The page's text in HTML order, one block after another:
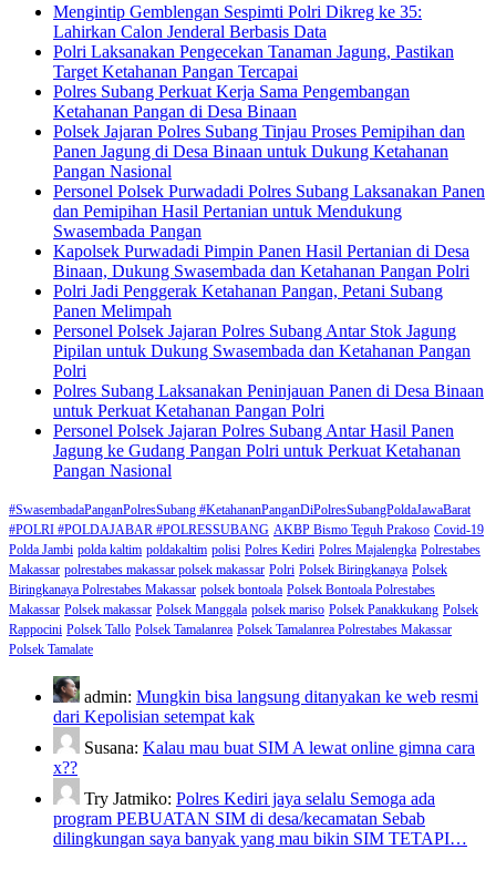
Mengintip Gemblengan Sespimti Polri Dikreg ke 35:
Lahirkan Calon Jenderal Berbasis Data
Polri Laksanakan Pengecekan Tanaman Jagung, Pastikan
Target Ketahanan Pangan Tercapai
Polres Subang Perkuat Kerja Sama Pengembangan
Ketahanan Pangan di Desa Binaan
Polsek Jajaran Polres Subang Tinjau Proses Pemipihan dan
Panen Jagung di Desa Binaan untuk Dukung Ketahanan
Pangan Nasional
Personel Polsek Purwadadi Polres Subang Laksanakan Panen
dan Pemipihan Hasil Pertanian untuk Mendukung
Swasembada Pangan
Kapolsek Purwadadi Pimpin Panen Hasil Pertanian di Desa
Binaan, Dukung Swasembada dan Ketahanan Pangan Polri
Polri Jadi Penggerak Ketahanan Pangan, Petani Subang
Panen Melimpah
Personel Polsek Jajaran Polres Subang Antar Stok Jagung
Pipilan untuk Dukung Swasembada dan Ketahanan Pangan
Polri
Polres Subang Laksanakan Peninjauan Panen di Desa Binaan
untuk Perkuat Ketahanan Pangan Polri
Personel Polsek Jajaran Polres Subang Antar Hasil Panen
Jagung ke Gudang Pangan Polri untuk Perkuat Ketahanan
Pangan Nasional
#SwasembadaPanganPolresSubang #KetahananPanganDiPolresSubangPoldaJawaBarat
#POLRI #POLDAJABAR #POLRESSUBANG AKBP Bismo Teguh Prakoso Covid-19
Polda Jambi polda kaltim poldakaltim polisi Polres Kediri Polres Majalengka Polrestabes
Makassar polrestabes makassar polsek makassar Polri Polsek Biringkanaya Polsek
Biringkanaya Polrestabes Makassar polsek bontoala Polsek Bontoala Polrestabes
Makassar Polsek makassar Polsek Manggala polsek mariso Polsek Panakkukang Polsek
Rappocini Polsek Tallo Polsek Tamalanrea Polsek Tamalanrea Polrestabes Makassar
Polsek Tamalate
admin: Mungkin bisa langsung ditanyakan ke web resmi
dari Kepolisian setempat kak
Susana: Kalau mau buat SIM A lewat online gimna cara
x??
Try Jatmiko: Polres Kediri jaya selalu Semoga ada
program PEBUATAN SIM di desa/kecamatan Sebab
dilingkungan saya banyak yang mau bikin SIM TETAPI…